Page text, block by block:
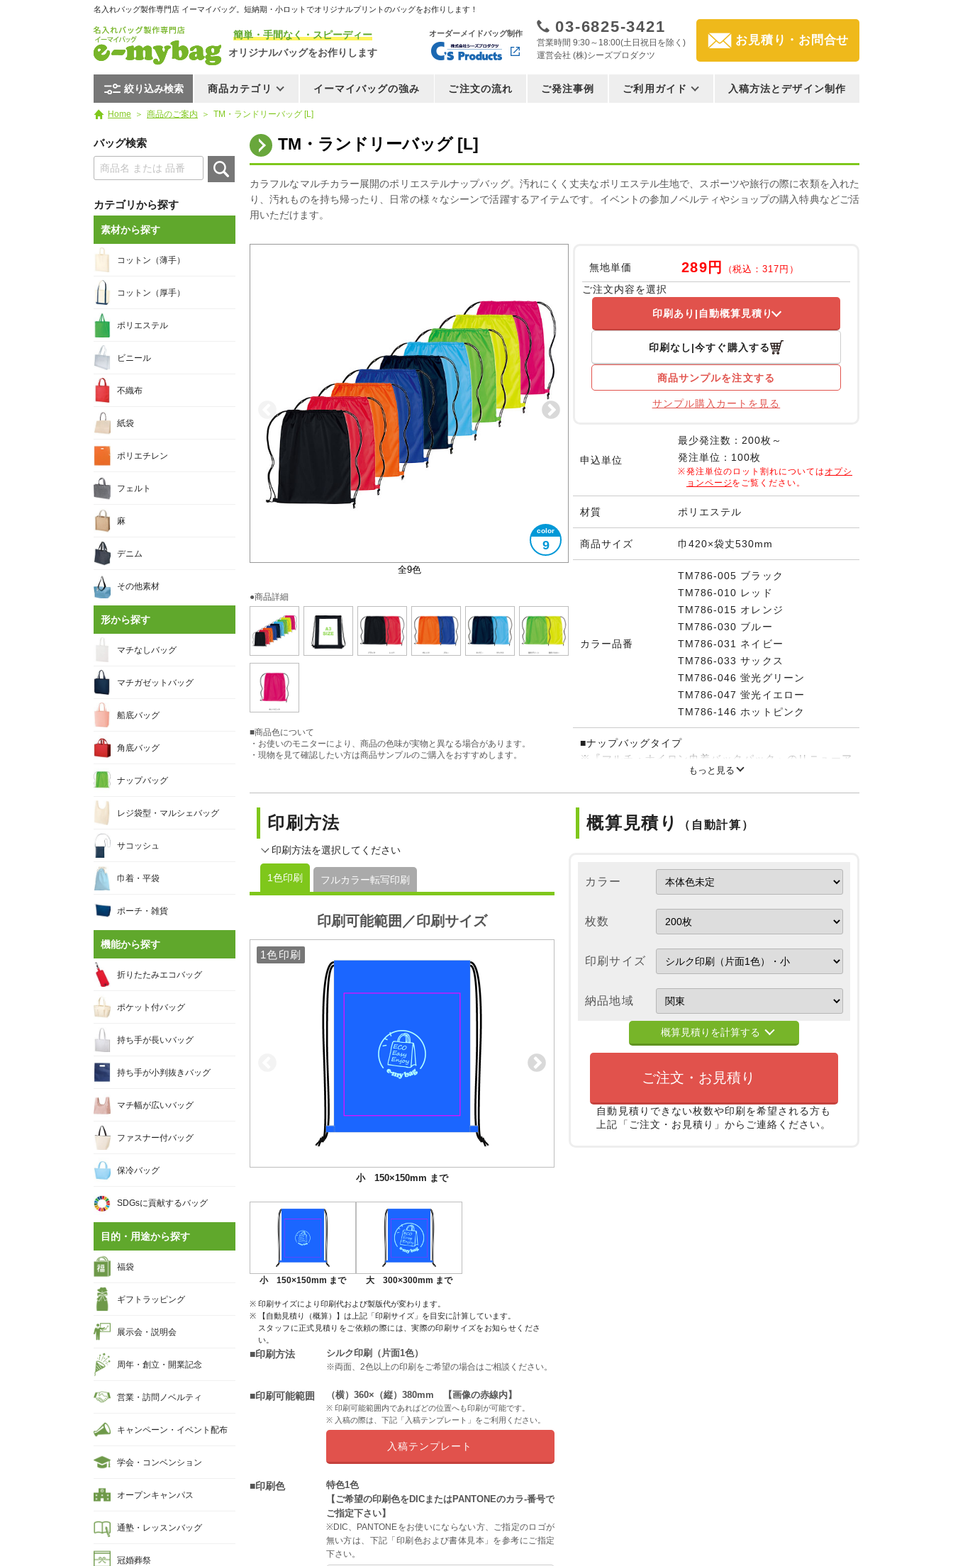
名入れバッグ製作専門店 イーマイバッグ。短納期・小ロットでオリジナルプリントのバッグをお作りします！
簡単・手間なく・スピーディー
オリジナルバッグをお作りします
オーダーメイドバッグ制作 03-6825-3421
営業時間 9:30～18:00(土日祝日を除く)
運営会社 (株)シーズプロダクツ
お見積り・お問合せ
商品カテゴリ イーマイバッグの強み ご注文の流れ ご発注事例 ご利用ガイド 入稿方法とデザイン制作
絞り込み検索
Home 商品のご案内 TM・ランドリーバッグ [L]
TM・ランドリーバッグ [L]
カラフルなマルチカラー展開のポリエステルナップバッグ。汚れにくく丈夫なポリエステル生地で、スポーツや旅行の際に衣類を入れた
り、汚れものを持ち帰ったり、日常の様々なシーンで活躍するアイテムです。イベントの参加ノベルティやショップの購入特典などご活
用いただけます。
全9色
9
A3サイズ対応
●商品詳細
■商品色について
・お使いのモニターにより、商品の色味が実物と異なる場合があります。
・現物を見て確認したい方は商品サンプルのご購入をおすすめします。
無地単価 289円 （税込：317円）
ご注文内容を選択
印刷あり 自動概算見積り
印刷なし 今すぐ購入する
商品サンプルを注文する
サンプル購入カートを見る
申込単位
最少発注数：200枚～
発注単位：100枚
発注単位のロット割れについては オプシ
ョンページをご覧ください。
材質 ポリエステル
商品サイズ 巾420×袋丈530mm
カラー品番
TM786-005 ブラック
TM786-010 レッド
TM786-015 オレンジ
TM786-030 ブルー
TM786-031 ネイビー
TM786-033 サックス
TM786-046 蛍光グリーン
TM786-047 蛍光イエロー
TM786-146 ホットピンク
■ナップバッグタイプ
※『マルチ・ナイロン巾着バックパック』のリニューア
もっと見る
印刷方法
印刷方法を選択してください
1色印刷 フルカラー転写印刷
印刷可能範囲／印刷サイズ
1色印刷
小 150×150mm まで
1色印刷
大 300×300mm まで
小 150×150mm まで 大 300×300mm まで
印刷サイズにより印刷代および製版代が変わります。
【自動見積り（概算）】は上記「印刷サイズ」を目安に計算しています。
スタッフに正式見積りをご依頼の際には、実際の印刷サイズをお知らせくださ
い。
■印刷方法 シルク印刷（片面1色）
※両面、2色以上の印刷をご希望の場合はご相談ください。
■印刷可能範囲 （横）360×（縦）380mm 【画像の赤線内】
印刷可能範囲内であればどの位置へも印刷が可能です。
入稿の際は、下記「入稿テンプレート」をご利用ください。
入稿テンプレート
■印刷色
特色1色
【ご希望の印刷色をDICまたはPANTONEのカラ-番号で
ご指定下さい】
※DIC、PANTONEをお使いにならない方、ご指定のロゴが
無い方は、下記「印刷色および書体見本」を参考にご指定
下さい。
概算見積り （自動計算）
カラー
枚数
印刷サイズ
納品地域
概算見積りを計算する
ご注文・お見積り
自動見積りできない枚数や印刷を希望される方も
上記「ご注文・お見積り」からご連絡ください。
バッグ検索
カテゴリから探す
素材から探す
コットン（薄手）
コットン（厚手）
ポリエステル
ビニール
不織布
紙袋
ポリエチレン
フェルト
麻
デニム
その他素材
形から探す
マチなしバッグ
マチガゼットバッグ
船底バッグ
角底バッグ
ナップバッグ
レジ袋型・マルシェバッグ
サコッシュ
巾着・平袋
ポーチ・雑貨
機能から探す
折りたたみエコバッグ
ポケット付バッグ
持ち手が長いバッグ
持ち手が小判抜きバッグ
マチ幅が広いバッグ
ファスナー付バッグ
保冷バッグ
SDGsに貢献するバッグ
目的・用途から探す
福袋
ギフトラッピング
展示会・説明会
周年・創立・開業記念
営業・訪問ノベルティ
キャンペーン・イベント配布
学会・コンベンション
オープンキャンパス
通塾・レッスンバッグ
冠婚葬祭